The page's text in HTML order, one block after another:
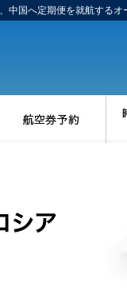
中国へ定期便を就航する